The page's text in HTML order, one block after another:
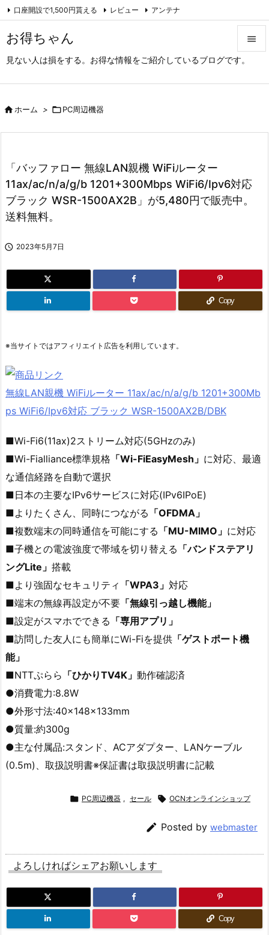
お得ちゃん
見ない人は損をする。お得な情報をご紹介しているブログです。


口座開設で1,500円貰える レビュー アンテナ
アーカイブ（旧サイト）
ホーム > PC周辺機器
「バッファロー 無線LAN親機 WiFiルーター
11ax/ac/n/a/g/b 1201+300Mbps WiFi6/Ipv6対応
ブラック WSR-1500AX2B」が5,480円で販売中。
送料無料。
 2023年5月7日
Copy
※当サイトではアフィリエイト広告を利用しています。
無線LAN親機 WiFiルーター 11ax/ac/n/a/g/b 1201+300Mb
ps WiFi6/Ipv6対応 ブラック WSR-1500AX2B/DBK
■Wi-Fi6(11ax)2ストリーム対応(5GHzのみ)
■Wi-Fialliance標準規格 「Wi-FiEasyMesh」 に対応、最適
な通信経路を自動で選択
■日本の主要なIPv6サービスに対応(IPv6IPoE)
■よりたくさん、同時につながる 「OFDMA」
■複数端末の同時通信を可能にする 「MU-MIMO」 に対応
■子機との電波強度で帯域を切り替える 「バンドステアリ
ングLite」 搭載
■より強固なセキュリティ 「WPA3」 対応
■端末の無線再設定が不要 「無線引っ越し機能」
■設定がスマホでできる 「専用アプリ」
■訪問した友人にも簡単にWi-Fiを提供 「ゲストポート機
能」
■NTTぷらら 「ひかりTV4K」 動作確認済
●消費電力:8.8W
●外形寸法:40×148×133mm
●質量:約300g
●主な付属品:スタンド、ACアダプター、LANケーブル
(0.5m)、取扱説明書※保証書は取扱説明書に記載
 PC周辺機器 , セール  OCNオンラインショップ
 Posted by webmaster
よろしければシェアお願いします
Copy